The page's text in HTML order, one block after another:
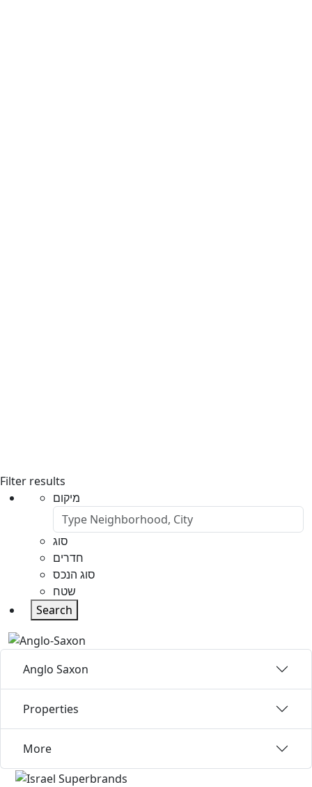
Filter results
מיקום
סוג
חדרים
סוג הנכס
שטח
Search
Anglo Saxon
Properties
More